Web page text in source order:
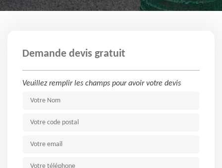
Demande devis gratuit
Veuillez remplir les champs pour avoir votre devis